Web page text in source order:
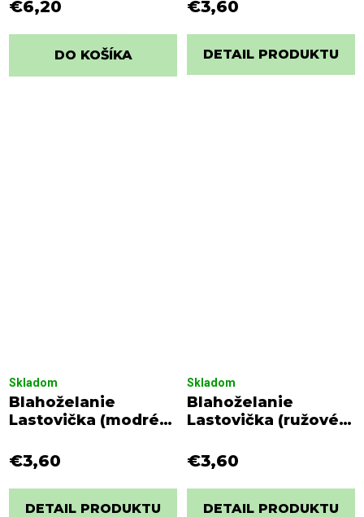
€6,20
DO KOŠÍKA
€3,60
DETAIL PRODUKTU
Blahoželanie
Lastovička (modré
Skladom
€3,60
DETAIL PRODUKTU
Blahoželanie
Lastovička (ružové
Skladom
€3,60
DETAIL PRODUKTU